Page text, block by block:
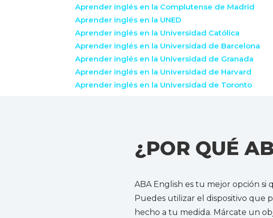
Aprender inglés en la Complutense de Madrid
Aprender inglés en la UNED
Aprender inglés en la Universidad Católica
Aprender inglés en la Universidad de Barcelona
Aprender inglés en la Universidad de Granada
Aprender inglés en la Universidad de Harvard
Aprender inglés en la Universidad de Toronto
¿POR QUÉ
ABA English es tu mejor opción
Puedes utilizar el dispositivo que
hecho a tu medida. Márcate un